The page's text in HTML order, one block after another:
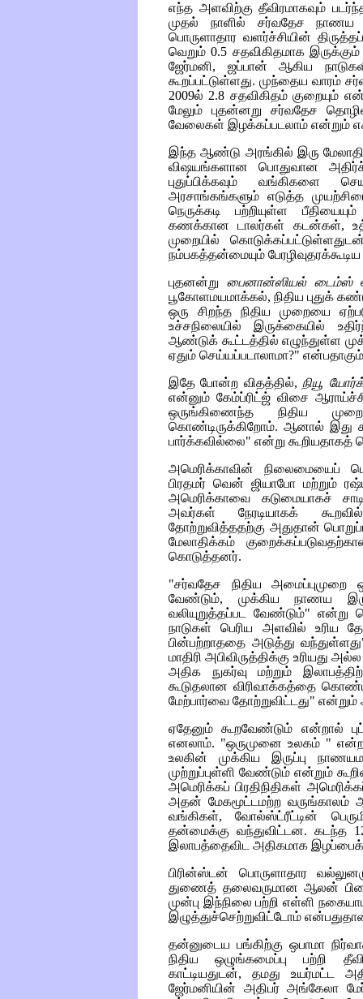
எந்த அளவிற்கு தீவிரமாகவும்
முதல் நாளில் சர்வதேச நாணய
பொருளாதார வளர்ச்சியின்
வெறும் 0.5 சதவிகிதமாக
ஜேர்மனி, ஜப்பான் ஆகிய
கூறப்பட்டுள்ளது. முந்தைய வாரம்
2009ல் 2.8 சதவிகிதம் குறையும்
மேலும் புதன்னறு சர்வதேச
வேலைகள் இழக்கப்படலாம் என்றும்
இந்த ஆண்டு அரங்கில் இரு
விஷயங்களான பொதுவான
புதுப்பிக்கவும் வங்கிகளை
அரசாங்கங்களும் எடுத்த
நெருக்கடி பற்றியுள்ள
கணக்கான டாலர்கள் கடன்கள்,
முறையில்
நம்பகத்தன்மையும்
புதனன்று பைனான்ஸியல் டைம்ஸ்
பூகோளமயமாக்கல், நிதிய புதுக்
ஒரு சிறந்த நிதிய முறையை
உச்சநிலையில் இருக்கையில்
ஆண்டுக் கூட்டத்தில் எழுந்துள்ள
ஏதும் செய்யப்படாலாமா?"
இதே போன்ற விதத்தில், நியூ
என்னும் கேம்ப்ரிட்ஜ் விசை
ஒருங்கிணைந்த நிதிய
கொண்டிருக்கிறோம். ஆனால்
பார்க்கவில்லை" என்று கூறியதாகத்
அமெரிக்காவின் நிலைமையைப்
பிரதமர் வென் ஜியாபோ மற்றும் ரஷ்ய
அமெரிக்காவை கடுமையாகச்
அவர்கள் நேரடியாகக்
தோற்றுவித்ததற்கு அதுதான்
மேலாதிக்கம்
கொடுத்தனர்.
"சர்வதேச நிதிய அமைப்புமுறை
வேண்டும், முக்கிய நாணய
வலியுறுத்தப்பட வேண்டும்" என்று
நாடுகள் பெரிய அளவில் உரிய
பின்பற்றாததை அடுத்து
மாதிரி அபிவிருத்திக்கு உரியது
அதிக நுகர்வு மற்றும்
கூடுதலான விரிவாக்கத்தை
மேற்பார்வை தோற்றுவிட்டது"
ஏதேனும் கூறவேண்டும் என்றால்
எனலாம். "ஒருமுனை உலகம் "
உலகின் முக்கிய இருப்பு
முற்றுப்புள்ளி வேண்டும் என்றும்
அமெரிக்கப் பிரதிநிதிகள்
அதன் மேகமூட்டமற்ற வருங்காலம்
வங்கிகள், வோல்ஸ்ட்ரீட்டின்
தன்மைக்கு வந்துவிட்டன. கடந்த
இலாபத்தைவிட அதிகமாக இழப்பைக்
பிரின்ஸ்டன் பொருளாதார
துணைத் தலைவருமான ஆலன்
முன்பு இந்நிலை பற்றி எள்ளி
இழுத்துச்செற்றுவிட்டோம்
தன்னுடைய பங்கிற்கு ஒபாமா
நிதிய ஒழுங்கமைப்பு பற்றி
காட்டியதுடன், தமது உயர்மட்ட
ஜேர்மனியின் அதிபர் அங்கேலா